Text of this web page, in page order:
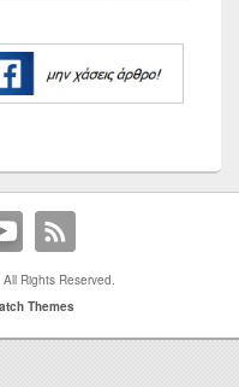
All Rights Reserved.
Themes